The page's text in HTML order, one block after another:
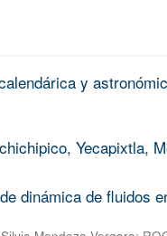
y
Yecapixtla,
dinámica de fluidos